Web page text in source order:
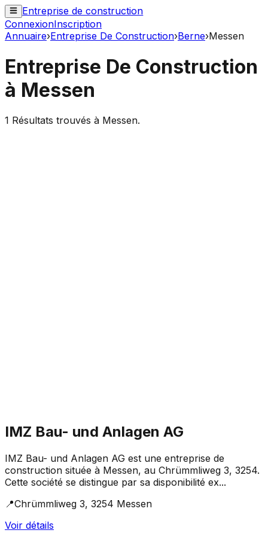
Entreprise de construction
ConnexionInscription
Annuaire›Entreprise De Construction›Berne›Messen
Entreprise De Construction
à Messen
1 Résultats trouvés à Messen.
IMZ Bau- und Anlagen AG
IMZ Bau- und Anlagen AG est une entreprise de
construction située à Messen, au Chrümmliweg 3, 3254.
Cette société se distingue par sa disponibilité ex...
📍Chrümmliweg 3, 3254 Messen
Voir détails